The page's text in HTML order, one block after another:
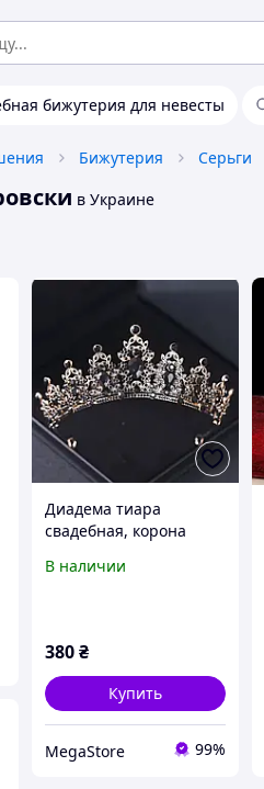
бижутерия для невесты
Бижутерия Серьги
в Украине
Диадема тиара
свадебная, корона
черная и золотая,
В наличии
380₴
Купить
MegaStore 99%